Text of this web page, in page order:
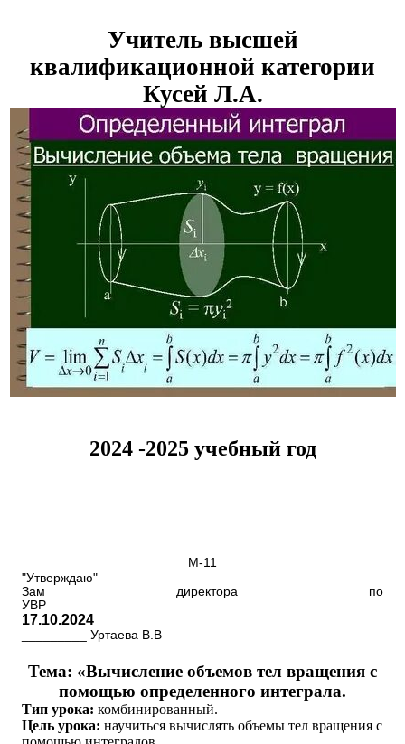
Учитель высшей
квалификационной категории
Кусей Л.А.
2024 -2025 учебный год
М-11
"Утверждаю"
Зам директора по
17.10.2024
_________ Уртаева В.В
Тема: «Вычисление объемов тел вращения с
помощью определенного интеграла.
Тип урока: комбинированный.
Цель урока: научиться вычислять объемы тел вращения с